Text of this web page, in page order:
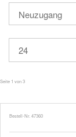
Seite 1 von 3
Bestell-Nr. 47360